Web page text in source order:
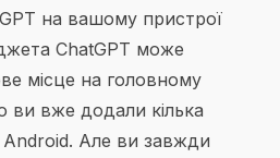
на вашому пристрої
ChatGPT може
місце на головному
ви вже додали кілька
Android. Але ви завжди